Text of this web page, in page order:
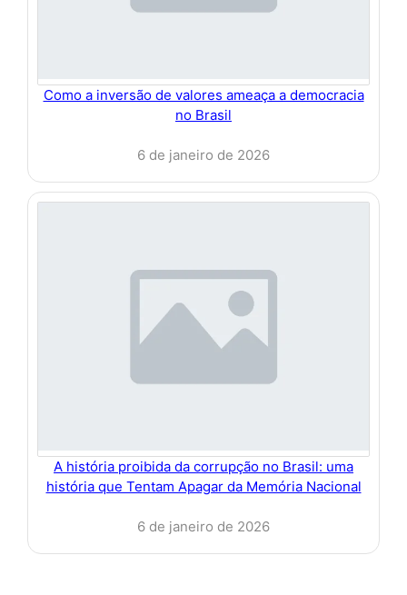
Como a inversão de valores ameaça a democracia
no Brasil
6 de janeiro de 2026
A história proibida da corrupção no Brasil: uma
história que Tentam Apagar da Memória Nacional
6 de janeiro de 2026